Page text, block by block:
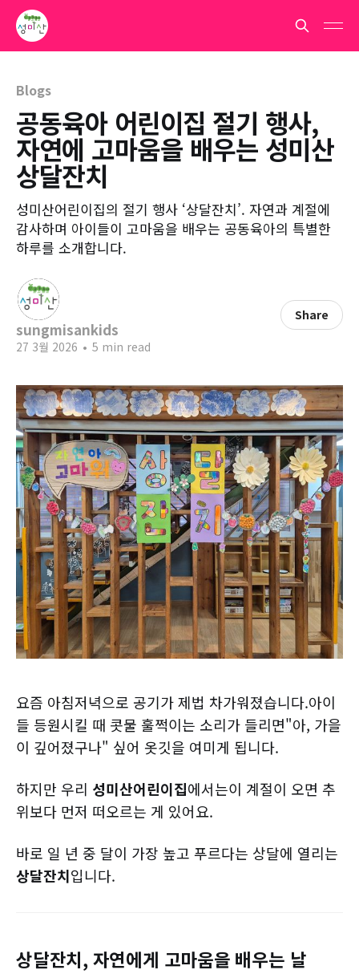
Blogs
공동육아 어린이집 절기 행사,
자연에 고마움을 배우는 성미산
상달잔치
성미산어린이집의 절기 행사 ‘상달잔치’. 자연과 계절에
감사하며 아이들이 고마움을 배우는 공동육아의 특별한
하루를 소개합니다.
sungmisankids
27 3월 2026 • 5 min read
Share
요즘 아침저녁으로 공기가 제법 차가워졌습니다.아이
들 등원시킬 때 콧물 훌쩍이는 소리가 들리면"아, 가을
이 깊어졌구나" 싶어 옷깃을 여미게 됩니다.
하지만 우리 성미산어린이집에서는이 계절이 오면 추
위보다 먼저 떠오르는 게 있어요.
바로 일 년 중 달이 가장 높고 푸르다는 상달에 열리는
상달잔치입니다.
상달잔치, 자연에게 고마움을 배우는 날